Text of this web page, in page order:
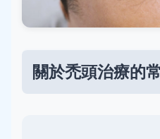
關於禿頭治療的